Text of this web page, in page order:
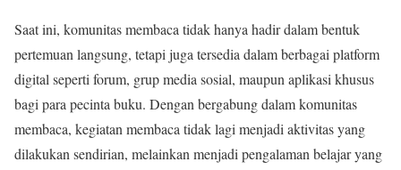
Saat ini, komunitas membaca tidak hanya hadir dalam bentuk
pertemuan langsung, tetapi juga tersedia dalam berbagai platform
digital seperti forum, grup media sosial, maupun aplikasi khusus
bagi para pecinta buku. Dengan bergabung dalam komunitas
membaca, kegiatan membaca tidak lagi menjadi aktivitas yang
dilakukan sendirian, melainkan menjadi pengalaman belajar yang